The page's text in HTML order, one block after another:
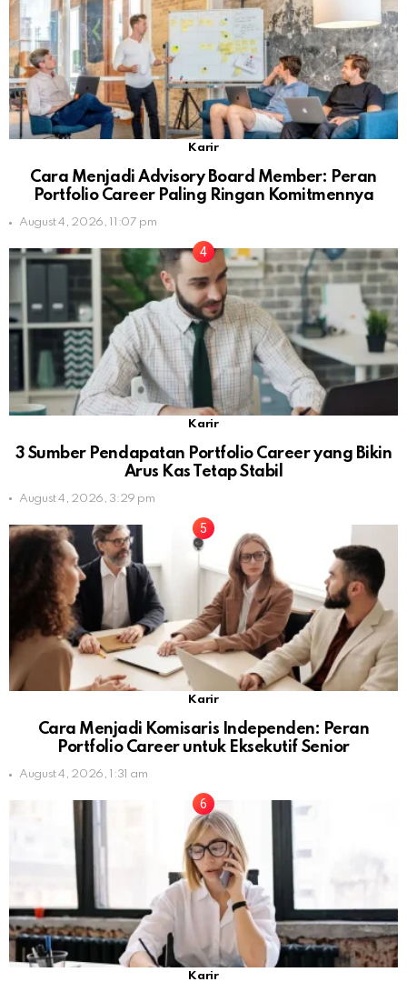
Karir
Cara Menjadi Advisory Board Member: Peran
Portfolio Career Paling Ringan Komitmennya
August 4, 2026, 11:07 pm
Karir
3 Sumber Pendapatan Portfolio Career yang Bikin
Arus Kas Tetap Stabil
August 4, 2026, 3:29 pm
Karir
Cara Menjadi Komisaris Independen: Peran
Portfolio Career untuk Eksekutif Senior
August 4, 2026, 1:31 am
Karir